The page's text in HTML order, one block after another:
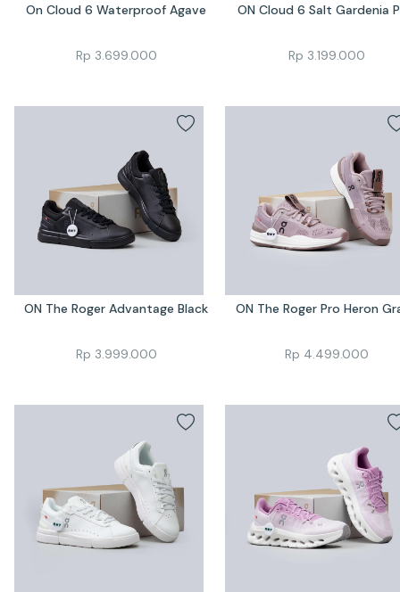
On Cloud 6 Waterproof Agave
Rp 3.699.000
ON Cloud 6 Salt Gardenia
Rp 3.199.000
ON The Roger Advantage Black
Rp 3.999.000
ON The Roger Pro Heron
Rp 4.499.000